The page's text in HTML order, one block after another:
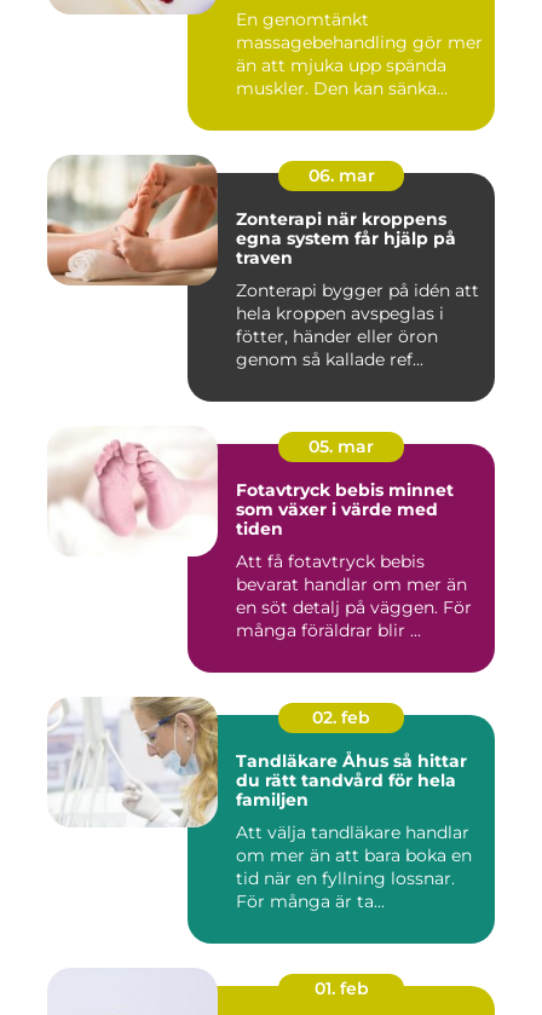
En genomtänkt
massagebehandling gör mer
än att mjuka upp spända
muskler. Den kan sänka
06. mar
Zonterapi när kroppens
egna system får hjälp på
traven
Zonterapi bygger på idén att
hela kroppen avspeglas i
fötter, händer eller öron
genom så kallade ref...
05. mar
Fotavtryck bebis minnet
som växer i värde med
tiden
Att få fotavtryck bebis
bevarat handlar om mer än
en söt detalj på väggen. För
många föräldrar blir ...
02. feb
Tandläkare Åhus så hittar
du rätt tandvård för hela
familjen
Att välja tandläkare handlar
om mer än att bara boka en
tid när en fyllning lossnar.
För många är ta...
01. feb